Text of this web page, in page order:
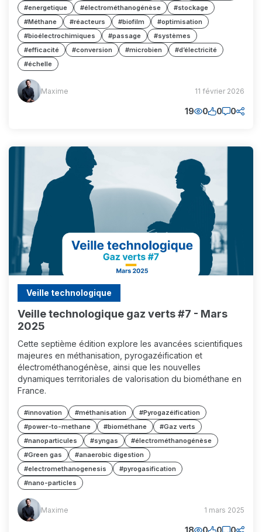
#energetique
#électrométhanogénèse
#stockage
#Méthane
#réacteurs #biofilm
#optimisation
#bioélectrochimiques
#passage
#systèmes
#efficacité
#conversion #microbien
#d’électricité
#échelle
Maxime
(MM) Maxime 11 février 2026
19 0 0 0
Veille technologique
Veille technologique gaz verts #7 - Mars
2025
Cette septième édition explore les avancées scientifiques
majeures en méthanisation, pyrogazéification et
électrométhanogénèse, ainsi que les nouvelles
dynamiques territoriales de valorisation du biométhane en
France.
#innovation #méthanisation
#Pyrogazéification
#power-to-methane
#biométhane
#Gaz verts
#nanoparticules
#syngas
#électrométhanogénèse
#Green gas
#anaerobic digestion
#electromethanogenesis
#pyrogasification
#nano-particles
Maxime
(MM) Maxime 1 mars 2025
18 0 0 0